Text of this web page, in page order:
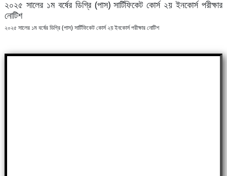
২০২৫ সালের ১ম বর্ষের ডিগ্রি (পাস) সার্টিফিকেট কোর্স ২য় ইনকোর্স পরীক্ষার
নোটিশ
২০২৫ সালের ১ম বর্ষের ডিগ্রি (পাস) সার্টিফিকেট কোর্স ২য় ইনকোর্স পরীক্ষার নোটিশ